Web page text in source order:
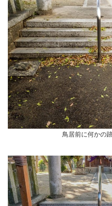
鳥居前に何かの